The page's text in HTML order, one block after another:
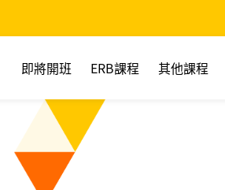
即將開班 ERB課程 其他課程